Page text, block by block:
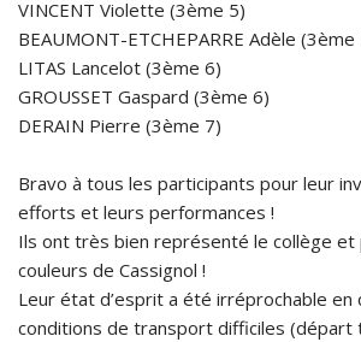
VINCENT Violette (3ème 5)
BEAUMONT-ETCHEPARRE Adèle (3ème
LITAS Lancelot (3ème 6)
GROUSSET Gaspard (3ème 6)
DERAIN Pierre (3ème 7)
Bravo à tous les participants pour leur
efforts et leurs performances !
Ils ont très bien représenté le collège et
couleurs de Cassignol !
Leur état d’esprit a été irréprochable en
conditions de transport difficiles